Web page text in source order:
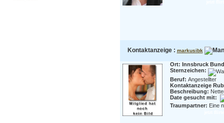
Kontaktanzeige : markusibk
Ort: Innsbruck
Sternzeichen:
Beruf: Angestellter
Kontaktanzeige
Beschreibung:
Date gesucht mit:
Traumpartner: Eine